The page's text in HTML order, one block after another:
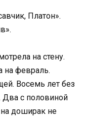
Платон».
на стену.
на февраль.
Восемь лет без
Два с половиной
доширак не